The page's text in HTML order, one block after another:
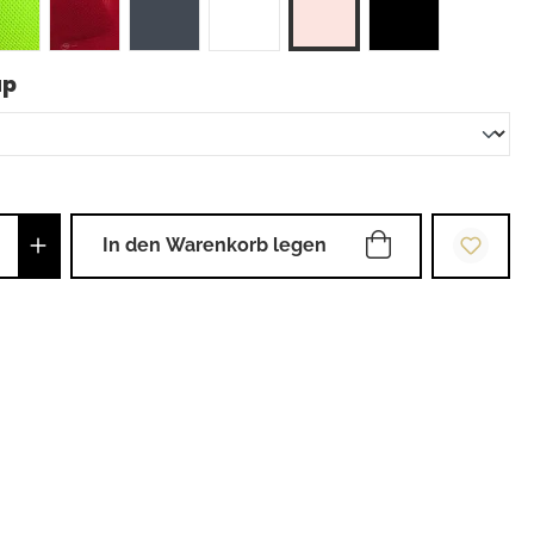
auswählen
Anzahl: Gib den gewünschten Wert
In den Warenkorb legen